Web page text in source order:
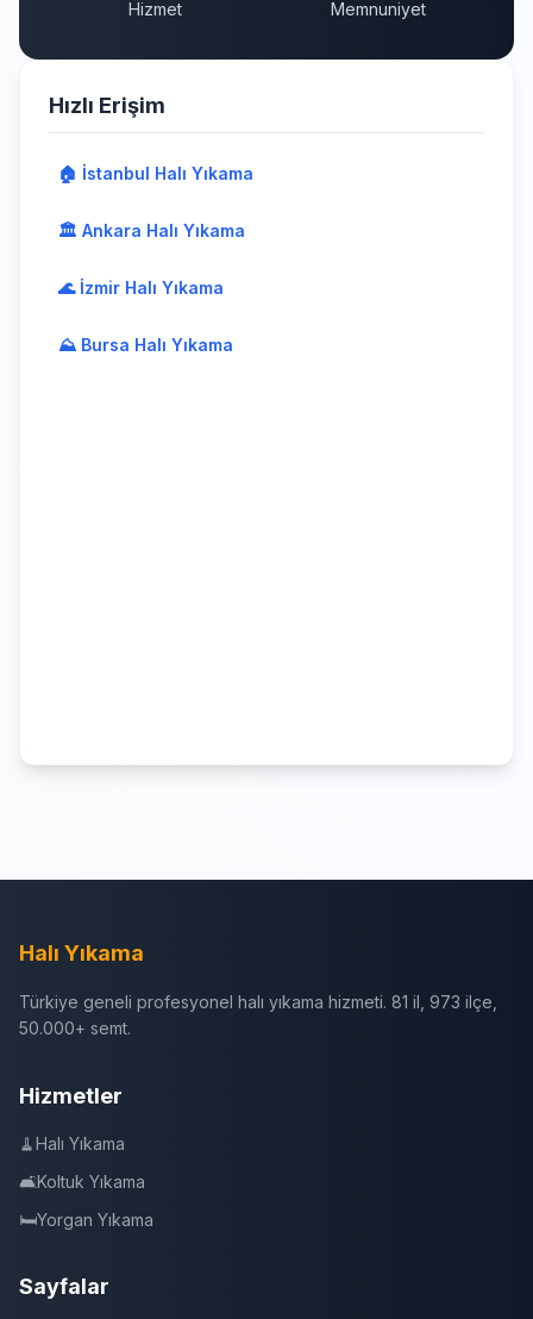
Hizmet Memnuniyet
Hızlı Erişim
🏠 İstanbul Halı Yıkama
🏛️ Ankara Halı Yıkama
🌊 İzmir Halı Yıkama
⛰️ Bursa Halı Yıkama
Halı Yıkama
Türkiye geneli profesyonel halı yıkama hizmeti. 81 il, 973 ilçe,
50.000+ semt.
Hizmetler
🧹Halı Yıkama
🛋️Koltuk Yıkama
🛏️Yorgan Yıkama
Sayfalar